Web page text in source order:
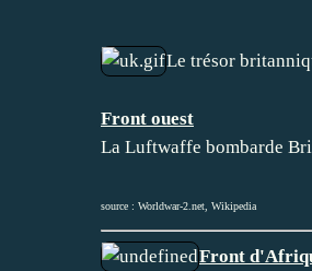
Le trésor
Front ouest
La Luftwaffe bombarde
source : Worldwar-2.net Wikipedia
Front